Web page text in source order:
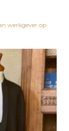
werkgever op